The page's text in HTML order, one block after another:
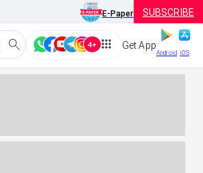
E-Paper SUBSCRIBE
Get App
Android iOS